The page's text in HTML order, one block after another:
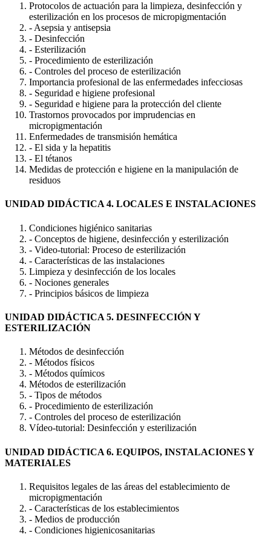
Protocolos de actuación para la limpieza, desinfección y
esterilización en los procesos de micropigmentación
- Asepsia y antisepsia
- Desinfección
- Esterilización
- Procedimiento de esterilización
- Controles del proceso de esterilización
Importancia profesional de las enfermedades infecciosas
- Seguridad e higiene profesional
- Seguridad e higiene para la protección del cliente
Trastornos provocados por imprudencias en
micropigmentación
Enfermedades de transmisión hemática
- El sida y la hepatitis
- El tétanos
Medidas de protección e higiene en la manipulación de
residuos
UNIDAD DIDÁCTICA 4. LOCALES E INSTALACIONES
Condiciones higiénico sanitarias
- Conceptos de higiene, desinfección y esterilización
- Video-tutorial: Proceso de esterilización
- Características de las instalaciones
Limpieza y desinfección de los locales
- Nociones generales
- Principios básicos de limpieza
UNIDAD DIDÁCTICA 5. DESINFECCIÓN Y
ESTERILIZACIÓN
Métodos de desinfección
- Métodos físicos
- Métodos químicos
Métodos de esterilización
- Tipos de métodos
- Procedimiento de esterilización
- Controles del proceso de esterilización
Vídeo-tutorial: Desinfección y esterilización
UNIDAD DIDÁCTICA 6. EQUIPOS, INSTALACIONES Y
MATERIALES
Requisitos legales de las áreas del establecimiento de
micropigmentación
- Características de los establecimientos
- Medios de producción
- Condiciones higienicosanitarias